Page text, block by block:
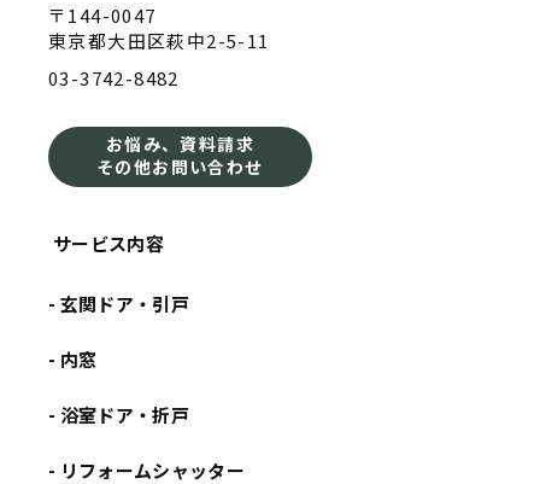
〒144-0047
東京都大田区萩中2-5-11
03-3742-8482
お悩み、資料請求
その他お問い合わせ
サービス内容
- 玄関ドア・引戸
- 内窓
- 浴室ドア・折戸
- リフォームシャッター